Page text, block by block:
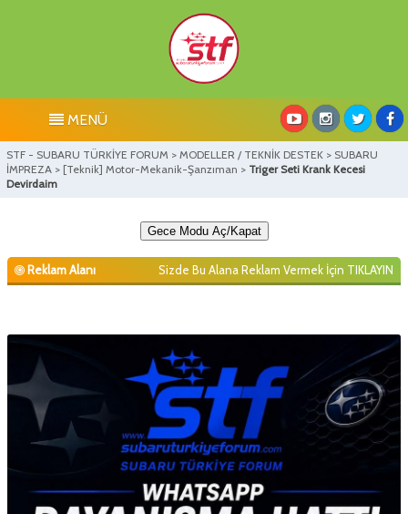
MENÜ
STF - SUBARU TÜRKİYE FORUM > MODELLER / TEKNİK DESTEK > SUBARU
İMPREZA > [Teknik] Motor-Mekanik-Şanzıman > Triger Seti Krank Kecesi
Devirdaim
Gece Modu Aç/Kapat
Reklam Alanı Sizde Bu Alana Reklam Vermek İçin TIKLAYIN